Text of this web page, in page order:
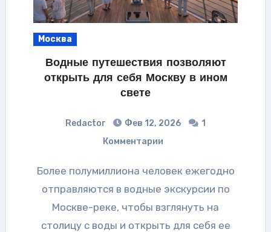
Москва
Водные путешествия позволяют
открыть для себя Москву в ином
свете
Redactor Фев 12, 2026
1
Комментарии
Более полумиллиона человек ежегодно
отправляются в водные экскурсии по
Москве-реке, чтобы взглянуть на
столицу с воды и открыть для себя ее